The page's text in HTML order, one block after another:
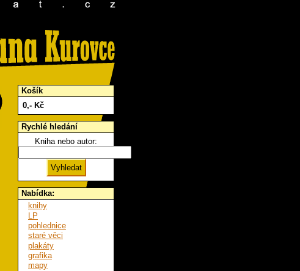
Košík
0,- Kč
Rychlé hledání
Kniha nebo autor:
Nabídka:
knihy
LP
pohlednice
staré věci
plakáty
grafika
mapy